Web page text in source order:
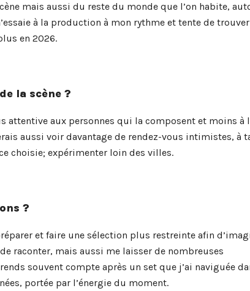
mais aussi du reste du monde que l’on habite,
à la production à mon rythme et tente de trouver
en 2026.
la scène ?
attentive aux personnes qui la composent et moins à
aussi voir davantage de rendez-vous intimistes, à
choisie; expérimenter loin des villes.
?
et faire une sélection plus restreinte afin
raconter, mais aussi me laisser de nombreuses
souvent compte après un set que j’ai naviguée
portée par l’énergie du moment.